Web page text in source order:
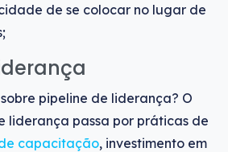
de se colocar no lugar de
pipeline de liderança? O
liderança passa por práticas de
capacitação, investimento em